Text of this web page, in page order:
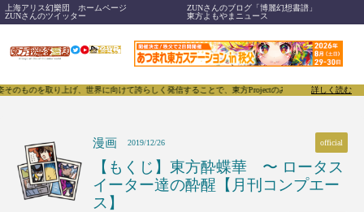
上海アリス幻樂団 ホームページ
ZUNさんのブログ「博麗幻想書譜」
ZUNさんのツイッター
東方よもやまニュース
らしく発信することで、東方Projectのみならず「同人文化」そのものをさらに刺激する媒体を
詳しく読む
漫画 2019/12/26 official
【もくじ】東方酔蝶華 〜 ロータス
イーター達の酔醒【月刊コンプエー
ス】